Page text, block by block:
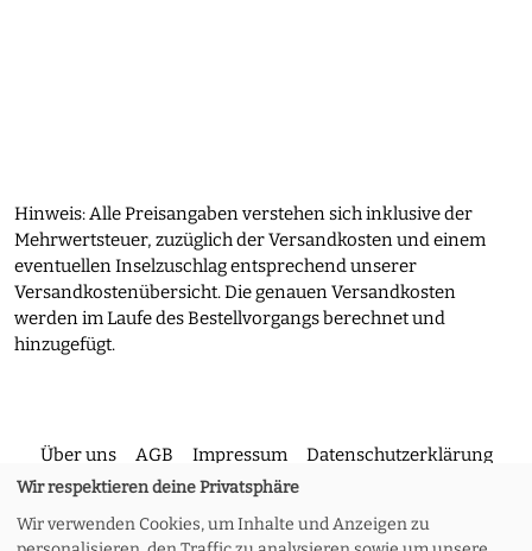
Hinweis: Alle Preisangaben verstehen sich inklusive der
Mehrwertsteuer, zuzüglich der Versandkosten und einem
eventuellen Inselzuschlag entsprechend unserer
Versandkostenübersicht. Die genauen Versandkosten
werden im Laufe des Bestellvorgangs berechnet und
hinzugefügt.
Über uns AGB Impressum Datenschutzerklärung
Kontakt Versand und Rückgabe Widerruf
Wir respektieren deine Privatsphäre
Wir verwenden Cookies, um Inhalte und Anzeigen zu